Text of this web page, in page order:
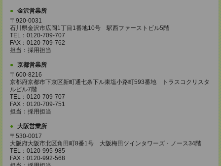
金沢営業所
〒920-0031
石川県金沢市広岡1丁目1番地10号 駅西ファーストビル5階
TEL：0120-709-707
FAX：0120-709-762
担当：採用担当
京都営業所
〒600-8216
京都府京都市下京区新町通七条下ル東塩小路町593番地 トラスコクリスタ
ルビル7階
TEL：0120-709-707
FAX：0120-709-751
担当：採用担当
大阪営業所
〒530-0017
大阪府大阪市北区角田町8番1号 大阪梅田ツインタワーズ・ノース34階
TEL：0120-995-985
FAX：0120-992-568